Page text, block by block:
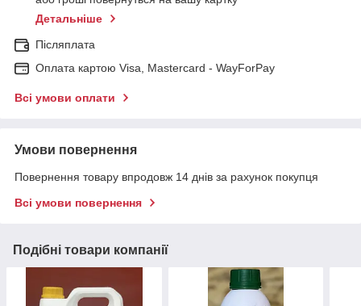
Детальніше
Післяплата
Оплата картою Visa, Mastercard - WayForPay
Всі умови оплати
Умови повернення
Повернення товару впродовж 14 днів за рахунок покупця
Всі умови повернення
Подібні товари компанії